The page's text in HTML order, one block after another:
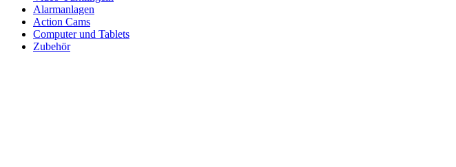
Alarmanlagen
Action Cams
Computer und Tablets
Zubehör